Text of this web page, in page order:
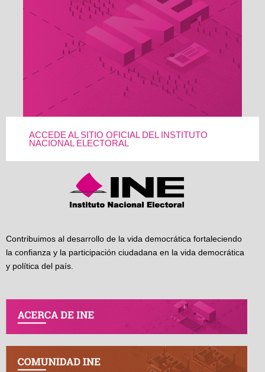
ACCEDE AL SITIO OFICIAL DEL INSTITUTO
NACIONAL ELECTORAL
Contribuimos al desarrollo de la vida democrática fortaleciendo
la confianza y la participación ciudadana en la vida democrática
y política del país.